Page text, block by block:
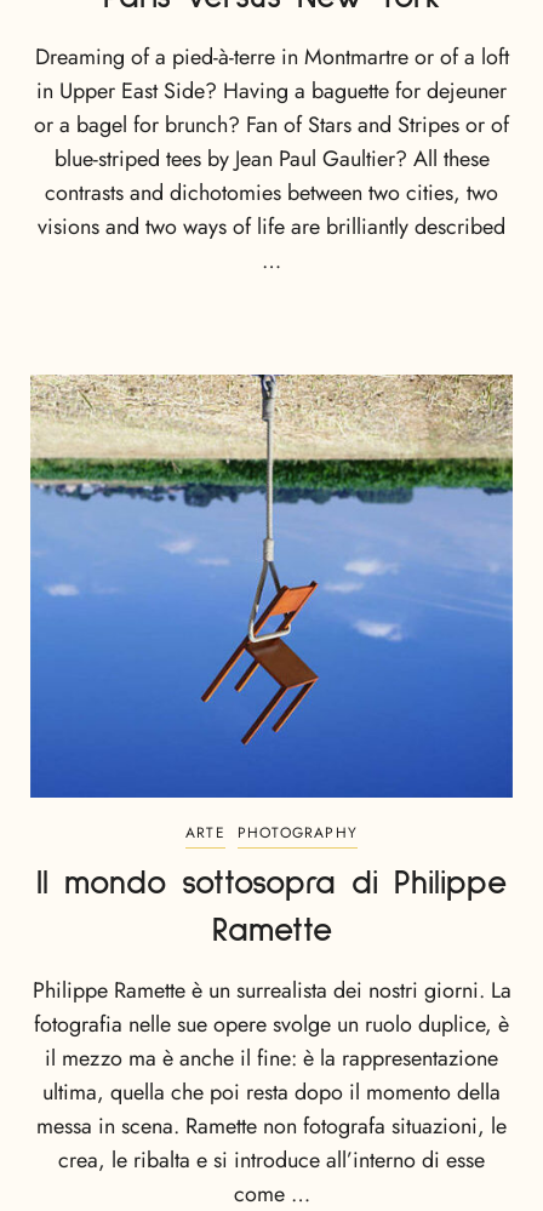
Dreaming of a pied-à-terre in Montmartre or of a loft
in Upper East Side? Having a baguette for dejeuner
or a bagel for brunch? Fan of Stars and Stripes or of
blue-striped tees by Jean Paul Gaultier? All these
contrasts and dichotomies between two cities, two
visions and two ways of life are brilliantly described
…
ARTE PHOTOGRAPHY
Il mondo sottosopra di Philippe
Ramette
Philippe Ramette è un surrealista dei nostri giorni. La
fotografia nelle sue opere svolge un ruolo duplice, è
il mezzo ma è anche il fine: è la rappresentazione
ultima, quella che poi resta dopo il momento della
messa in scena. Ramette non fotografa situazioni, le
crea, le ribalta e si introduce all’interno di esse
come …